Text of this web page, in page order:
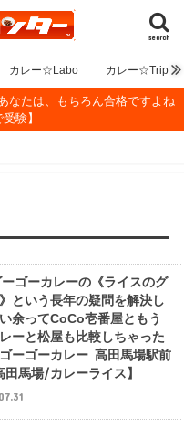
search
カレー☆Labo カレー☆Trip
なたは、もちろん合格ですよね
験】
ゴーカレーの《ライスのグ
という長年の疑問を解決し
余ってCoCo壱番屋ともう
ーと松屋も比較しちゃった
ーゴーカレー 高田馬場駅前
馬場/カレーライス】